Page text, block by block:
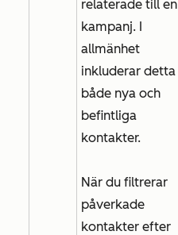
relaterade till en
kampanj. I
allmänhet
inkluderar detta
både nya och
befintliga
kontakter.
När du filtrerar
påverkade
kontakter efter